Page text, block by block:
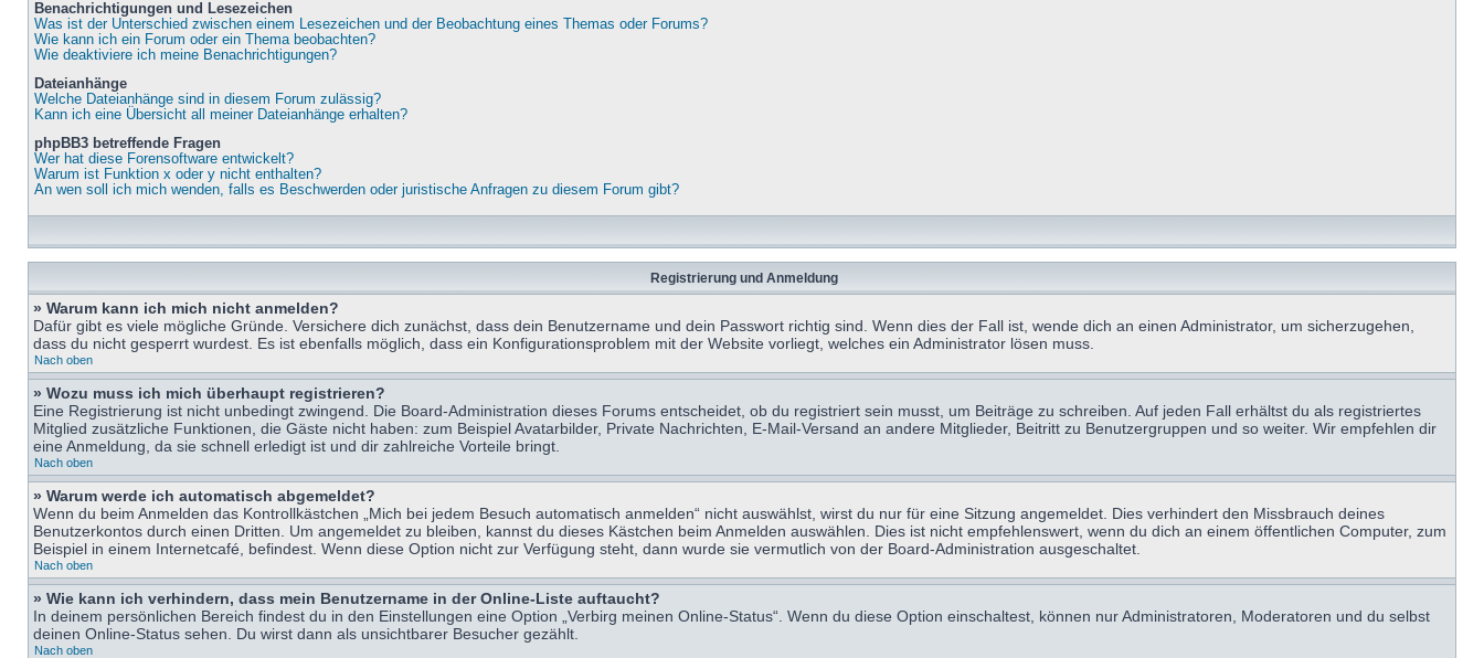
Benachrichtigungen und Lesezeichen
Was ist der Unterschied zwischen einem Lesezeichen und der Beobachtung eines Themas oder Forums?
Wie kann ich ein Forum oder ein Thema beobachten?
Wie deaktiviere ich meine Benachrichtigungen?
Dateianhänge
Welche Dateianhänge sind in diesem Forum zulässig?
Kann ich eine Übersicht all meiner Dateianhänge erhalten?
phpBB3 betreffende Fragen
Wer hat diese Forensoftware entwickelt?
Warum ist Funktion x oder y nicht enthalten?
An wen soll ich mich wenden, falls es Beschwerden oder juristische Anfragen zu diesem Forum gibt?
Registrierung und Anmeldung
» Warum kann ich mich nicht anmelden?
Dafür gibt es viele mögliche Gründe. Versichere dich zunächst, dass dein Benutzername und dein Passwort richtig sind. Wenn dies der Fall ist, wende dich an einen Administrator, um sicherzugehen,
dass du nicht gesperrt wurdest. Es ist ebenfalls möglich, dass ein Konfigurationsproblem mit der Website vorliegt, welches ein Administrator lösen muss.
Nach oben
» Wozu muss ich mich überhaupt registrieren?
Eine Registrierung ist nicht unbedingt zwingend. Die Board-Administration dieses Forums entscheidet, ob du registriert sein musst, um Beiträge zu schreiben. Auf jeden Fall erhältst du als registriertes
Mitglied zusätzliche Funktionen, die Gäste nicht haben: zum Beispiel Avatarbilder, Private Nachrichten, E-Mail-Versand an andere Mitglieder, Beitritt zu Benutzergruppen und so weiter. Wir empfehlen dir
eine Anmeldung, da sie schnell erledigt ist und dir zahlreiche Vorteile bringt.
Nach oben
» Warum werde ich automatisch abgemeldet?
Wenn du beim Anmelden das Kontrollkästchen „Mich bei jedem Besuch automatisch anmelden“ nicht auswählst, wirst du nur für eine Sitzung angemeldet. Dies verhindert den Missbrauch deines
Benutzerkontos durch einen Dritten. Um angemeldet zu bleiben, kannst du dieses Kästchen beim Anmelden auswählen. Dies ist nicht empfehlenswert, wenn du dich an einem öffentlichen Computer, zum
Beispiel in einem Internetcafé, befindest. Wenn diese Option nicht zur Verfügung steht, dann wurde sie vermutlich von der Board-Administration ausgeschaltet.
Nach oben
» Wie kann ich verhindern, dass mein Benutzername in der Online-Liste auftaucht?
In deinem persönlichen Bereich findest du in den Einstellungen eine Option „Verbirg meinen Online-Status“. Wenn du diese Option einschaltest, können nur Administratoren, Moderatoren und du selbst
deinen Online-Status sehen. Du wirst dann als unsichtbarer Besucher gezählt.
Nach oben